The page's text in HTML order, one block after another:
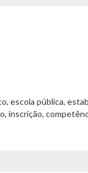
escola pública,
inscrição,